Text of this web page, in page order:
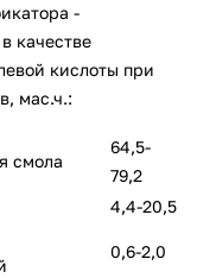
-
качестве
кислоты при
мас.ч.:
смола
64,5-
79,2
4,4-20,5
0,6-2,0